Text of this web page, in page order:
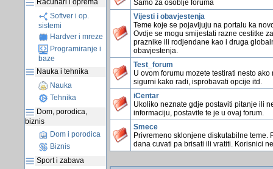
Racunari i oprema
Softver i op.
sistemi
Hardver i mreze
Programiranje i
baze
Nauka i tehnika
Nauka
Tehnika
Dom, porodica,
biznis
Dom i porodica
Biznis
Sport i zabava
Samo za osoblje foruma
Vijesti i obavjestenja
Teme koje se pojavljuju na portalu ka
Ovdje se mogu smijestati razne cestitke za
praznike ili rodjendane kao i druga
obavjestenja.
Test_forum
U ovom forumu mozete testirati nesto ako
sigurni kako radi, isprobavati opcije itd.
iCentar
Ukoliko neznate gdje postaviti pitanje ili
informaciju, postavite te je u ovaj forum.
Smece
Privremeno sklonjene diskutabilne teme.
dana cuvati pa brisati ili vratiti. Korisnici